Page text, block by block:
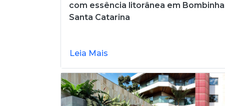
com essência litorânea em
Santa Catarina
Leia Mais